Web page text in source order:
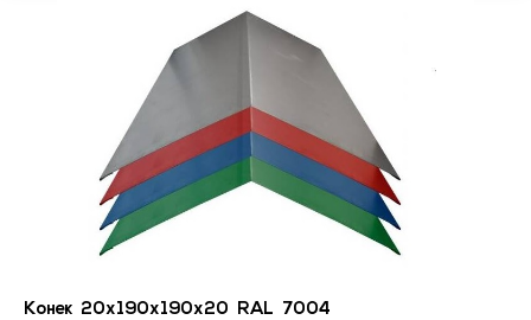
Конек 20х190х190х20 RAL 7004